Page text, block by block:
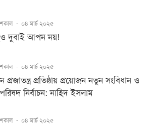
- ০৪ মার্চ ২০২৫
দুবাই আপন নয়!
- ০৪ মার্চ ২০২৫
প্রজাতন্ত্র প্রতিষ্ঠায় প্রয়োজন নতুন সংবিধান ও
নির্বাচন: নাহিদ ইসলাম
- ০৪ মার্চ ২০২৫